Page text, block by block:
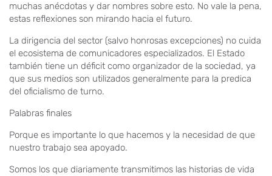
muchas anécdotas y dar nombres sobre esto. No vale la pena,
estas reflexiones son mirando hacia el futuro.
La dirigencia del sector (salvo honrosas excepciones) no cuida
el ecosistema de comunicadores especializados. El Estado
también tiene un déficit como organizador de la sociedad, ya
que sus medios son utilizados generalmente para la predica
del oficialismo de turno.
Palabras finales
Porque es importante lo que hacemos y la necesidad de que
nuestro trabajo sea apoyado.
Somos los que diariamente transmitimos las historias de vida